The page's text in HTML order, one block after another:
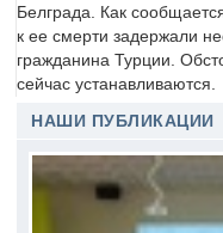
Белграда. Как
к ее смерти задержали
гражданина Турции.
сейчас устанавливаются.
НАШИ ПУБЛИКАЦИИ